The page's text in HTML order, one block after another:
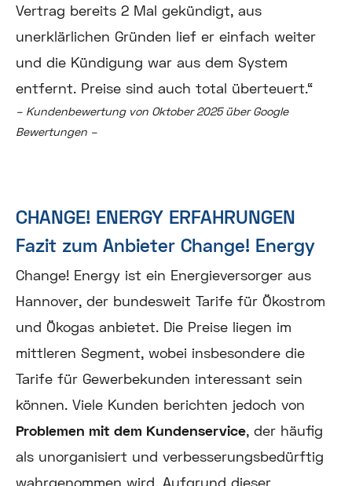
Vertrag bereits 2 Mal gekündigt, aus
unerklärlichen Gründen lief er einfach weiter
und die Kündigung war aus dem System
entfernt. Preise sind auch total überteuert.“
– Kundenbewertung von Oktober 2025 über Google
Bewertungen –
CHANGE! ENERGY ERFAHRUNGEN
Fazit zum Anbieter Change! Energy
Change! Energy ist ein Energieversorger aus
Hannover, der bundesweit Tarife für Ökostrom
und Ökogas anbietet. Die Preise liegen im
mittleren Segment, wobei insbesondere die
Tarife für Gewerbekunden interessant sein
können. Viele Kunden berichten jedoch von
Problemen mit dem Kundenservice, der häufig
als unorganisiert und verbesserungsbedürftig
wahrgenommen wird. Aufgrund dieser